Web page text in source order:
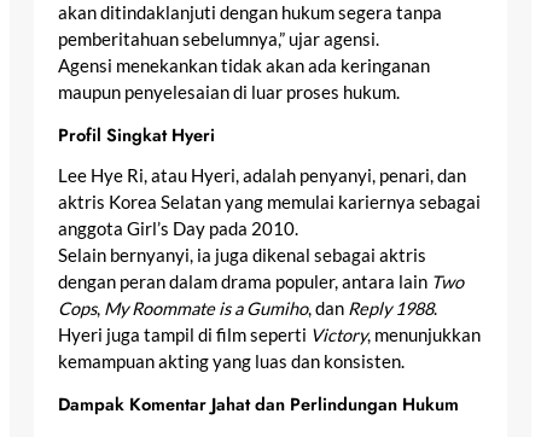
akan ditindaklanjuti dengan hukum segera tanpa
pemberitahuan sebelumnya,” ujar agensi.
Agensi menekankan tidak akan ada keringanan
maupun penyelesaian di luar proses hukum.
Profil Singkat Hyeri
Lee Hye Ri, atau Hyeri, adalah penyanyi, penari, dan
aktris Korea Selatan yang memulai kariernya sebagai
anggota Girl’s Day pada 2010.
Selain bernyanyi, ia juga dikenal sebagai aktris
dengan peran dalam drama populer, antara lain Two
Cops, My Roommate is a Gumiho, dan Reply 1988.
Hyeri juga tampil di film seperti Victory, menunjukkan
kemampuan akting yang luas dan konsisten.
Dampak Komentar Jahat dan Perlindungan Hukum